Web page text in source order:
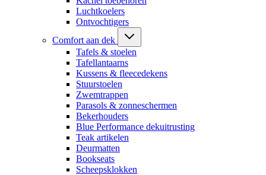
Luchtkoelers
Ontvochtigers
Comfort aan dek
Tafels & stoelen
Tafellantaarns
Kussens & fleecedekens
Stuurstoelen
Zwemtrappen
Parasols & zonneschermen
Bekerhouders
Blue Performance dekuitrusting
Teak artikelen
Deurmatten
Bookseats
Scheepsklokken